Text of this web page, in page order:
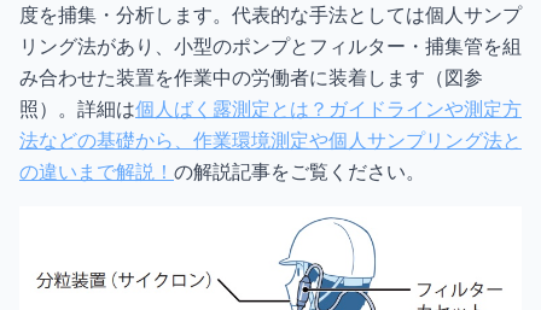
度を捕集・分析します。代表的な手法としては個人サンプ
リング法があり、小型のポンプとフィルター・捕集管を組
み合わせた装置を作業中の労働者に装着します（図参
照）。詳細は個人ばく露測定とは？ガイドラインや測定方
法などの基礎から、作業環境測定や個人サンプリング法と
の違いまで解説！ の解説記事をご覧ください。